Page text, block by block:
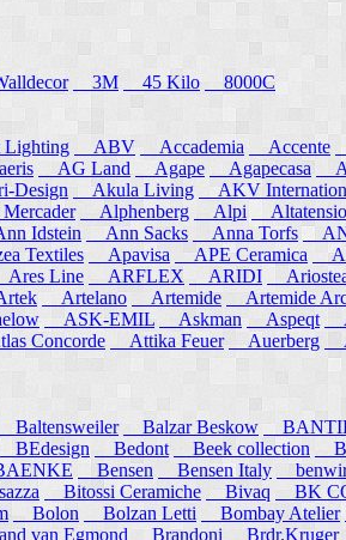
3M 45 Kilo 8000C
ABV Accademia Accente
AG Land Agape Agapecasa
Design Akula Living AKV
Alphenberg Alpi
Idstein Ann Sacks Anna Torfs
Textiles Apavisa APE Ceramica
Ares Line ARFLEX ARIDI
Artelano Artemide Artemide
ASK-EMIL Askman Aspeqt
Concorde Attika Feuer Auerberg
Baltensweiler Balzar Beskow
BEdesign Bedont Beek collection
Bensen Bensen Italy
Bitossi Ceramiche Bivaq BK
Bolon Bolzan Letti Bombay Atelier
van Egmond Brandoni Brdr.Kruger